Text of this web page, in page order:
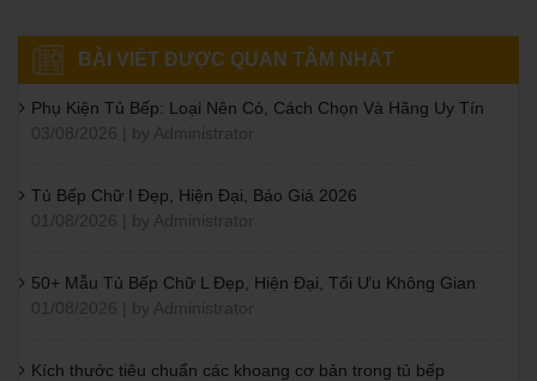
BÀI VIẾT ĐƯỢC QUAN TÂM NHẤT
Phụ Kiện Tủ Bếp: Loại Nên Có, Cách Chọn Và Hãng Uy Tín
Tủ Bếp Chữ I Đẹp, Hiện Đại, Báo Giá 2026
50+ Mẫu Tủ Bếp Chữ L Đẹp, Hiện Đại, Tối Ưu Không Gian
Kích thước tiêu chuẩn các khoang cơ bản trong tủ bếp